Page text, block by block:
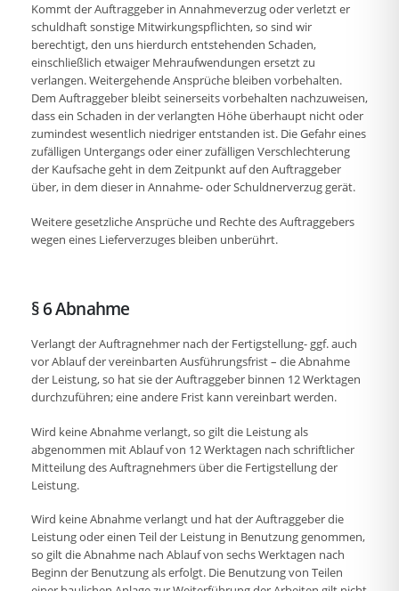
Kommt der Auftraggeber in Annahmeverzug oder verletzt er
schuldhaft sonstige Mitwirkungspflichten, so sind wir
berechtigt, den uns hierdurch entstehenden Schaden,
einschließlich etwaiger Mehraufwendungen ersetzt zu
verlangen. Weitergehende Ansprüche bleiben vorbehalten.
Dem Auftraggeber bleibt seinerseits vorbehalten nachzuweisen,
dass ein Schaden in der verlangten Höhe überhaupt nicht oder
zumindest wesentlich niedriger entstanden ist. Die Gefahr eines
zufälligen Untergangs oder einer zufälligen Verschlechterung
der Kaufsache geht in dem Zeitpunkt auf den Auftraggeber
über, in dem dieser in Annahme- oder Schuldnerverzug gerät.
Weitere gesetzliche Ansprüche und Rechte des Auftraggebers
wegen eines Lieferverzuges bleiben unberührt.
§ 6 Abnahme
Verlangt der Auftragnehmer nach der Fertigstellung- ggf. auch
vor Ablauf der vereinbarten Ausführungsfrist – die Abnahme
der Leistung, so hat sie der Auftraggeber binnen 12 Werktagen
durchzuführen; eine andere Frist kann vereinbart werden.
Wird keine Abnahme verlangt, so gilt die Leistung als
abgenommen mit Ablauf von 12 Werktagen nach schriftlicher
Mitteilung des Auftragnehmers über die Fertigstellung der
Leistung.
Wird keine Abnahme verlangt und hat der Auftraggeber die
Leistung oder einen Teil der Leistung in Benutzung genommen,
so gilt die Abnahme nach Ablauf von sechs Werktagen nach
Beginn der Benutzung als erfolgt. Die Benutzung von Teilen